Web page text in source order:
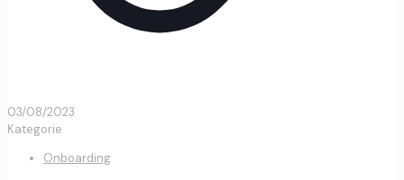
03/08/2023
Kategorie
Onboarding